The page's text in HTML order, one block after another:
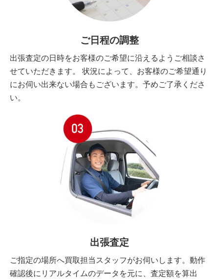
ご日程の調整
出張査定の日時をお客様のご希望に沿えるようご相談さ
せていただきます。 状況によって、お客様のご希望通り
にお伺い出来ない場合もございます。予めご了承くださ
い。
出張査定
ご指定の場所へ買取担当スタッフがお伺いします。動作
確認後にリアルタイムのデータを元に、査定額を算出